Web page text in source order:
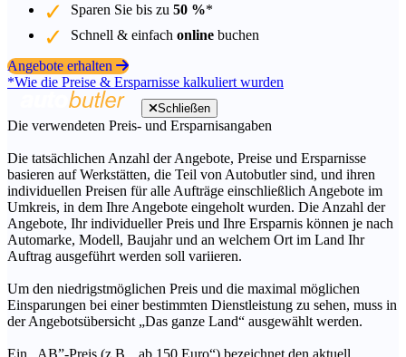
Sparen Sie bis zu 50 %*
Schnell & einfach online buchen
Angebote erhalten
*Wie die Preise & Ersparnisse kalkuliert wurden
Schließen
Die verwendeten Preis- und Ersparnisangaben
Die tatsächlichen Anzahl der Angebote, Preise und Ersparnisse
basieren auf Werkstätten, die Teil von Autobutler sind, und ihren
individuellen Preisen für alle Aufträge einschließlich Angebote im
Umkreis, in dem Ihre Angebote eingeholt wurden. Die Anzahl der
Angebote, Ihr individueller Preis und Ihre Ersparnis können je nach
Automarke, Modell, Baujahr und an welchem Ort im Land Ihr
Auftrag ausgeführt werden soll variieren.
Um den niedrigstmöglichen Preis und die maximal möglichen
Einsparungen bei einer bestimmten Dienstleistung zu sehen, muss in
der Angebotsübersicht „Das ganze Land“ ausgewählt werden.
Ein „AB”-Preis (z.B. „ab 150 Euro“) bezeichnet den aktuell